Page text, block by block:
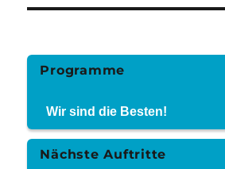
Programme
Wir sind die Besten!
Nächste Auftritte